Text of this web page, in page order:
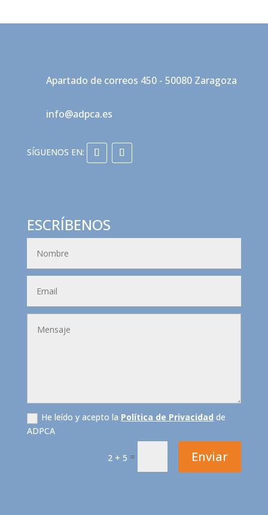
Apartado de correos 450 - 50080 Zaragoza
info@adpca.es
ESCRÍBENOS
He leído y acepto la Política de Privacidad de
ADPCA
2 + 5 = Enviar